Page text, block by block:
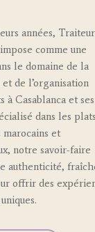
années,
comme une
le domaine de la
de l’organisation
à Casablanca et ses
dans les plats
et
notre savoir-faire
authenticité,
offrir des